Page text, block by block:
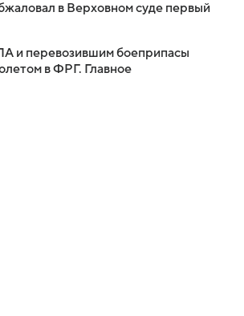
в Верховном суде первый
и перевозившим боеприпасы
в ФРГ. Главное